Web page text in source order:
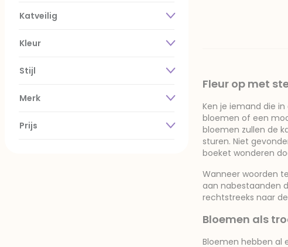
Katveilig
Kleur
Stijl
Merk
Prijs
Fleur op met
Ken je iemand die
bloemen of een
bloemen zullen de
sturen. Niet
boeket wonderen
Wanneer woorden
aan nabestaanden
rechtstreeks naar
Bloemen als
Bloemen hebben al